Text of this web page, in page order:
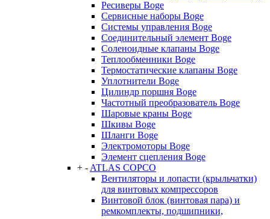
Ресиверы Boge
Сервисные наборы Boge
Системы управления Boge
Соединительный элемент Boge
Соленоидные клапаны Boge
Теплообменники Boge
Термостатические клапаны Boge
Уплотнители Boge
Цилиндр поршня Boge
Частотный преобразователь Boge
Шаровые краны Boge
Шкивы Boge
Шланги Boge
Электромоторы Boge
Элемент сцепления Boge
+ - ATLAS COPCO
Вентиляторы и лопасти (крыльчатки)
для винтовых компрессоров
Винтовой блок (винтовая пара) и
ремкомплекты, подшипники,